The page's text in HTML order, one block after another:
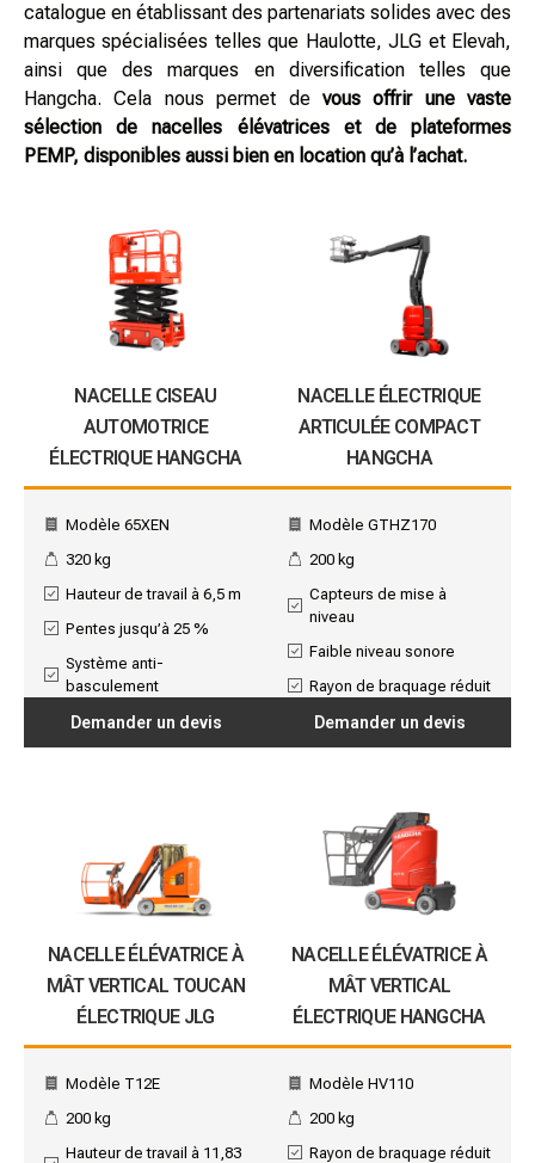
catalogue en établissant des partenariats solides avec des
marques spécialisées telles que Haulotte, JLG et Elevah,
ainsi que des marques en diversification telles que
Hangcha. Cela nous permet de vous offrir une vaste
sélection de nacelles élévatrices et de plateformes
PEMP, disponibles aussi bien en location qu’à l’achat.
NACELLE CISEAU
AUTOMOTRICE
ÉLECTRIQUE HANGCHA
Modèle 65XEN
320 kg
Hauteur de travail à 6,5 m
Pentes jusqu’à 25 %
Système anti-
basculement
Demander un devis
NACELLE ÉLÉVATRICE À
MÂT VERTICAL TOUCAN
ÉLECTRIQUE JLG
Modèle T12E
200 kg
Hauteur de travail à 11,83
NACELLE ÉLECTRIQUE
ARTICULÉE COMPACT
HANGCHA
Modèle GTHZ170
200 kg
Capteurs de mise à
niveau
Faible niveau sonore
Rayon de braquage réduit
Demander un devis
NACELLE ÉLÉVATRICE À
MÂT VERTICAL
ÉLECTRIQUE HANGCHA
Modèle HV110
200 kg
Rayon de braquage réduit